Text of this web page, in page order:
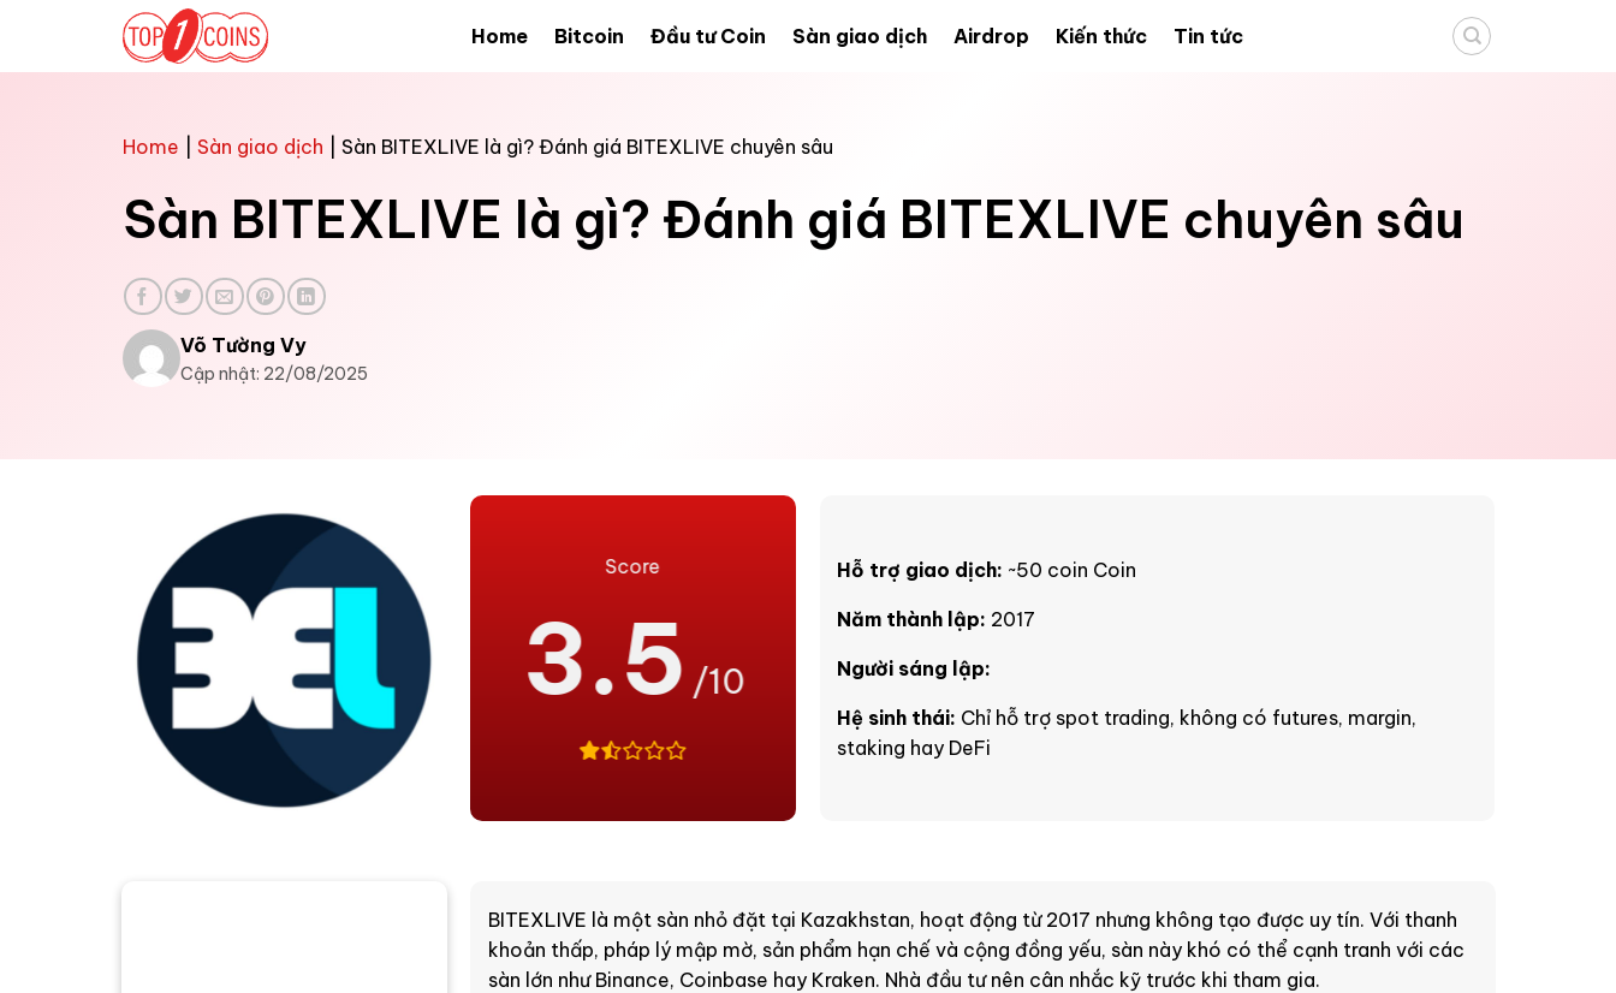
nội
Home Bitcoin Đầu tư Coin Sàn giao dịch Airdrop Kiến thức Tin tức
Home Sàn giao dịch Sàn BITEXLIVE là gì? Đánh giá BITEXLIVE chuyên sâu
Sàn BITEXLIVE là gì? Đánh giá BITEXLIVE chuyên sâu
Võ Tường Vy
Cập nhật: 22/08/2025
Score
3.5 /10
Hỗ trợ giao dịch: ~50 coin Coin
Năm thành lập: 2017
Người sáng lập:
Hệ sinh thái: Chỉ hỗ trợ spot trading, không có futures, margin,
staking hay DeFi
BITEXLIVE là một sàn nhỏ đặt tại Kazakhstan, hoạt động từ 2017 nhưng không tạo được uy tín. Với thanh
khoản thấp, pháp lý mập mờ, sản phẩm hạn chế và cộng đồng yếu, sàn này khó có thể cạnh tranh với các
sàn lớn như Binance, Coinbase hay Kraken. Nhà đầu tư nên cân nhắc kỹ trước khi tham gia.